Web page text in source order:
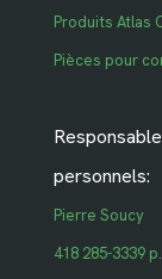
Produits Atlas
Pièces pour
personnels:
Pierre Soucy
418 285-3339